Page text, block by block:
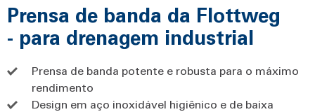
Prensa de banda da Flottweg
- para drenagem industrial
Prensa de banda potente e robusta para o máximo
rendimento
Design em aço inoxidável higiênico e de baixa